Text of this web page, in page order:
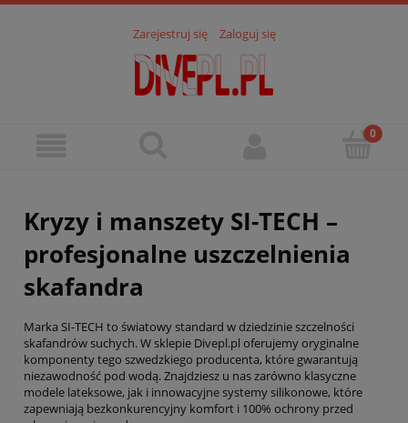
Zarejestruj się Zaloguj się
Kryzy i manszety SI-TECH –
profesjonalne uszczelnienia
skafandra
Marka SI-TECH to światowy standard w dziedzinie szczelności
skafandrów suchych. W sklepie Divepl.pl oferujemy oryginalne
komponenty tego szwedzkiego producenta, które gwarantują
niezawodność pod wodą. Znajdziesz u nas zarówno klasyczne
modele lateksowe, jak i innowacyjne systemy silikonowe, które
zapewniają bezkonkurencyjny komfort i 100% ochrony przed